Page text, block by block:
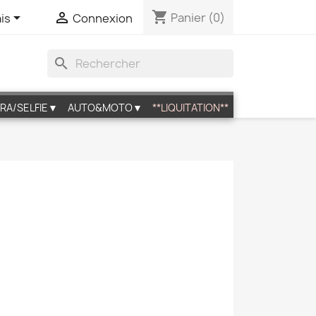
  Connexion shopping_cart Panier (0)
search
SELFIE▼ AUTO&MOTO▼ **LIQUITATION**